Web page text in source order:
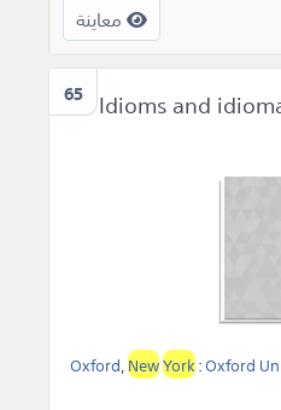
معاينة
65 Idioms and
Oxford,NewYork:Oxford